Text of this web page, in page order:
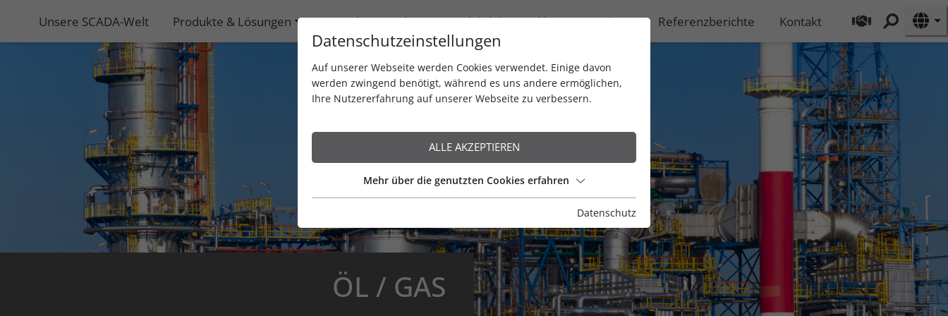
Unsere SCADA-Welt Produkte & Lösungen Newsletter / Blog Produktlebenszyklen Service Referenzberichte Kontakt
Wasser
Datenschutzeinstellungen
Auf unserer Webseite werden Cookies verwendet. Einige davon
werden zwingend benötigt, während es uns andere ermöglichen,
Ihre Nutzererfahrung auf unserer Webseite zu verbessern.
ALLE AKZEPTIEREN
Mehr über die genutzten Cookies erfahren
Datenschutz